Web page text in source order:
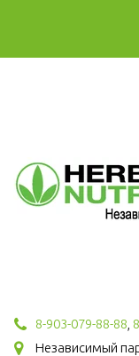
8-903-079-88-88
Независимый